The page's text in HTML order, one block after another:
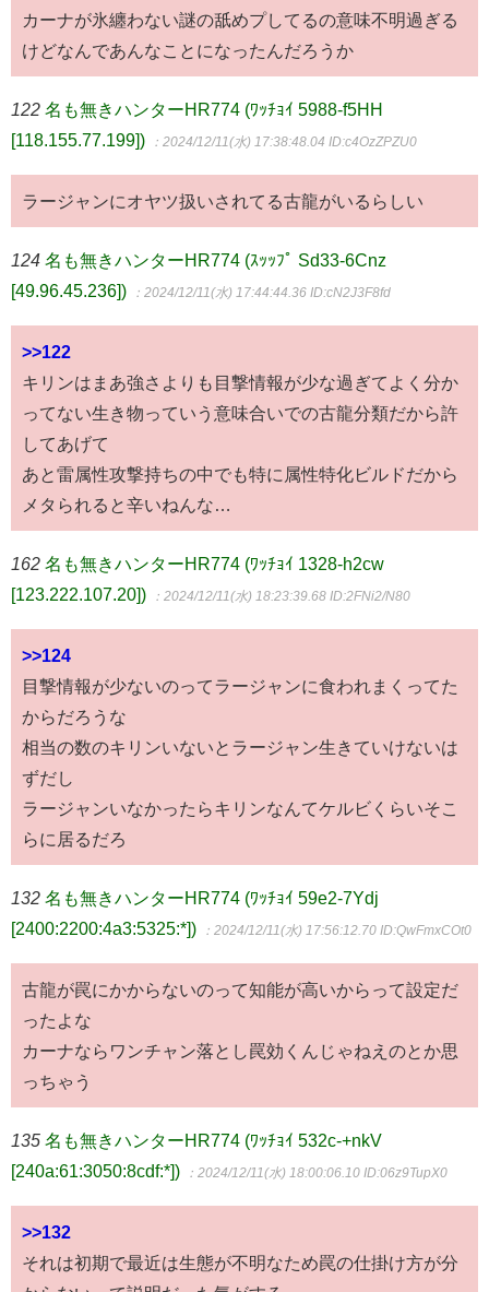
カーナが氷纏わない謎の舐めプしてるの意味不明過ぎる
けどなんであんなことになったんだろうか
122 名も無きハンターHR774 (ﾜｯﾁｮｲ 5988-f5HH
[118.155.77.199])
：2024/12/11(水) 17:38:48.04 ID:c4OzZPZU0
ラージャンにオヤツ扱いされてる古龍がいるらしい
124 名も無きハンターHR774 (ｽｯｯﾌﾟ Sd33-6Cnz
[49.96.45.236])
：2024/12/11(水) 17:44:44.36 ID:cN2J3F8fd
>>122
キリンはまあ強さよりも目撃情報が少な過ぎてよく分か
ってない生き物っていう意味合いでの古龍分類だから許
してあげて
あと雷属性攻撃持ちの中でも特に属性特化ビルドだから
メタられると辛いねんな…
162 名も無きハンターHR774 (ﾜｯﾁｮｲ 1328-h2cw
[123.222.107.20])
：2024/12/11(水) 18:23:39.68 ID:2FNi2/N80
>>124
目撃情報が少ないのってラージャンに食われまくってた
からだろうな
相当の数のキリンいないとラージャン生きていけないは
ずだし
ラージャンいなかったらキリンなんてケルビくらいそこ
らに居るだろ
132 名も無きハンターHR774 (ﾜｯﾁｮｲ 59e2-7Ydj
[2400:2200:4a3:5325:*])
：2024/12/11(水) 17:56:12.70 ID:QwFmxCOt0
古龍が罠にかからないのって知能が高いからって設定だ
ったよな
カーナならワンチャン落とし罠効くんじゃねえのとか思
っちゃう
135 名も無きハンターHR774 (ﾜｯﾁｮｲ 532c-+nkV
[240a:61:3050:8cdf:*])
：2024/12/11(水) 18:00:06.10 ID:06z9TupX0
>>132
それは初期で最近は生態が不明なため罠の仕掛け方が分